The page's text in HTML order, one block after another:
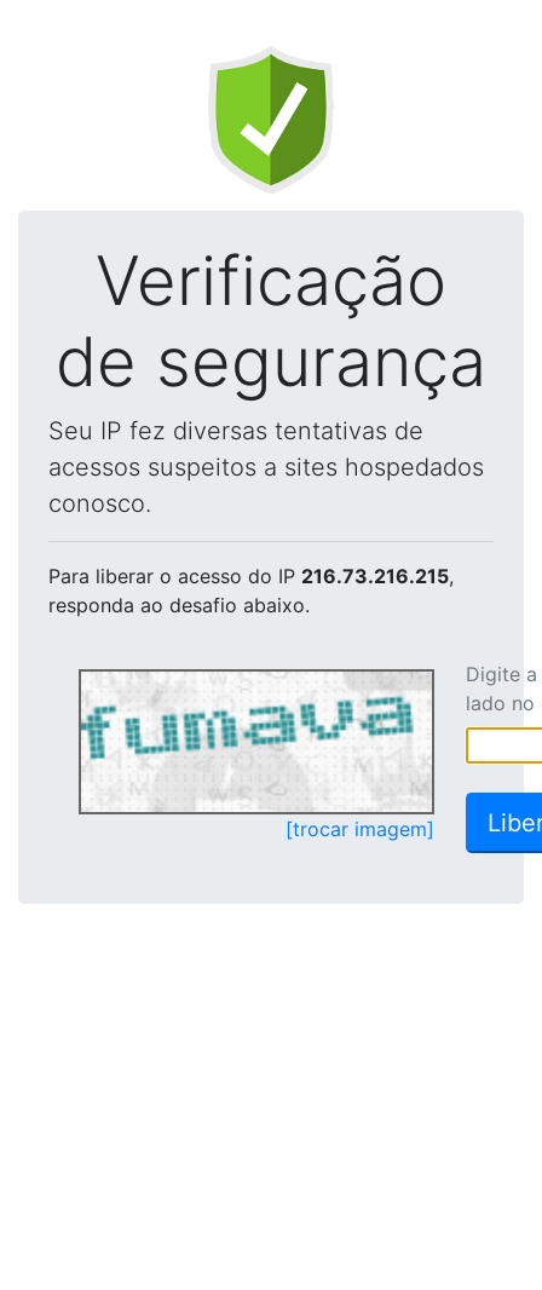
Verificação
de segurança
Seu IP fez diversas tentativas de
acessos suspeitos a sites hospedados
conosco.
Para liberar o acesso do IP 216.73.216.215,
responda ao desafio abaixo.
[trocar imagem]
Digite
lado no